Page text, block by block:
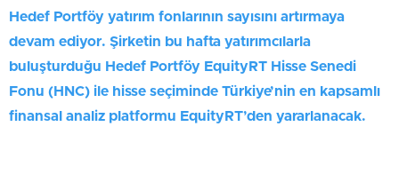
Hedef Portföy yatırım fonlarının sayısını artırmaya
devam ediyor. Şirketin bu hafta yatırımcılarla
buluşturduğu Hedef Portföy EquityRT Hisse Senedi
Fonu (HNC) ile hisse seçiminde Türkiye’nin en kapsamlı
finansal analiz platformu EquityRT’den yararlanacak.